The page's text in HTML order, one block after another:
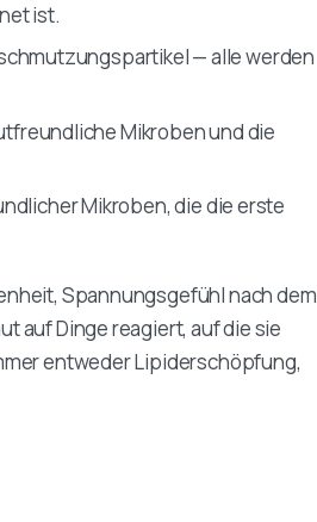
ist.
— alle werden
Mikroben und die
Mikroben, die die erste
Spannungsgefühl nach dem
auf Dinge reagiert, auf die sie
entweder Lipiderschöpfung,